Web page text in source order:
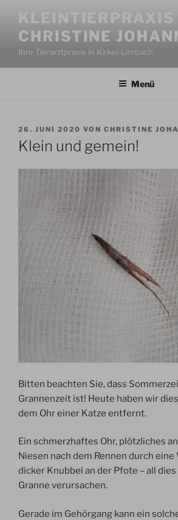
Inhalt
springen
KLEINTIERPRAXIS
CHRISTINE
Ihre Tierarztpraxis in Kirkel-Limbach
Menü
VERÖFFENTLICHT
AM
26. JUNI 2020 VON CHRISTINE
Klein und gemein!
Bitten beachten Sie, dass
Grannenzeit ist! Heute haben wir
dem Ohr einer Katze entfernt.
Ein schmerzhaftes Ohr, plötzliches
Niesen nach dem Rennen durch eine
dicker Knubbel an der Pfote – all
Granne verursachen.
Gerade im Gehörgang kann ein